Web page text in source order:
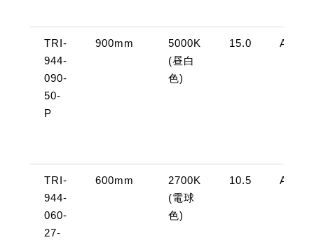
TRI-
944-
090-
50-
P
900mm
5000K
(昼白
色)
15.0
TRI-
944-
060-
27-
600mm
2700K
(電球
色)
10.5